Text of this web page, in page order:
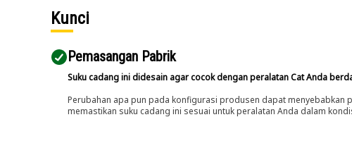
Kunci
Pemasangan Pabrik
Suku cadang ini didesain agar cocok dengan peralatan Cat Anda
Perubahan apa pun pada konfigurasi produsen dapat menyebabkan
memastikan suku cadang ini sesuai untuk peralatan Anda dalam